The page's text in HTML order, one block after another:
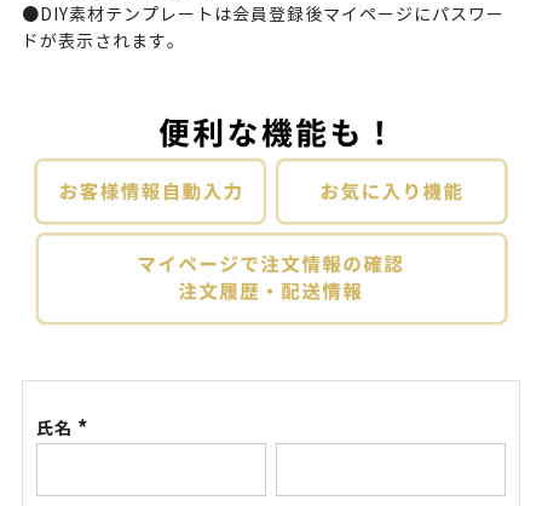
●DIY素材テンプレートは会員登録後マイページ にパスワー
ドが表示されます。
氏名